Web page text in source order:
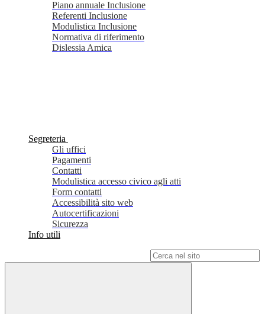
Piano annuale Inclusione
Referenti Inclusione
Modulistica Inclusione
Normativa di riferimento
Dislessia Amica
Segreteria
Gli uffici
Pagamenti
Contatti
Modulistica accesso civico agli atti
Form contatti
Accessibilità sito web
Autocertificazioni
Sicurezza
Info utili